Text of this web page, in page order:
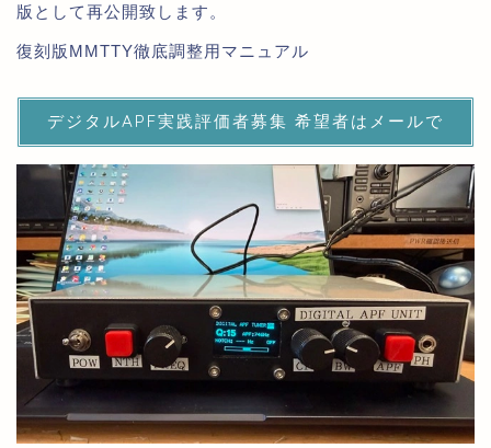
版として再公開致します。
復刻版MMTTY徹底調整用マニュアル
デジタルAPF実践評価者募集 希望者はメールで